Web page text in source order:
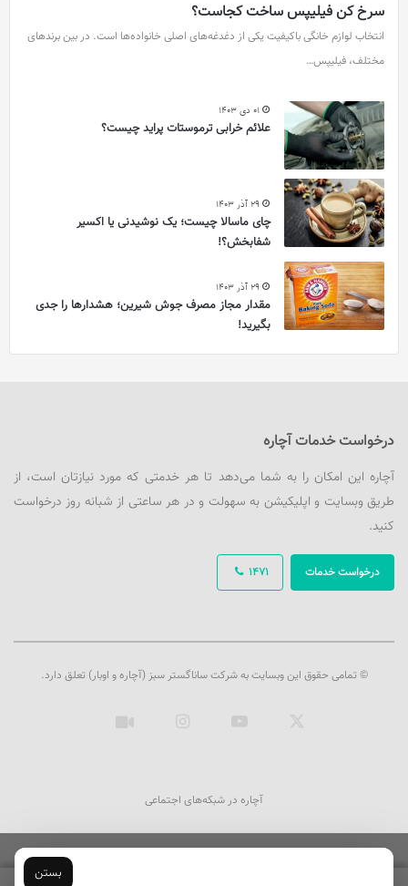
سرخ کن فیلیپس ساخت کجاست؟
انتخاب لوازم خانگی باکیفیت یکی از دغدغه‌های اصلی خانواده‌ها است. در بین برندهای
مختلف، فیلیپس…
01 دی 1403
علائم خرابی ترموستات پراید چیست؟
29 آذر 1403
چای ماسالا چیست؛ یک نوشیدنی یا اکسیر
شفابخش؟!
29 آذر 1403
مقدار مجاز مصرف جوش شیرین؛ هشدارها را جدی
بگیرید!
درخواست خدمات آچاره
آچاره این امکان را به شما می‌دهد تا هر خدمتی که مورد نیازتان است، از
طریق وبسایت و اپلیکیشن به سهولت و در هر ساعتی از شبانه روز درخواست
کنید.
1471 درخواست خدمات
© تمامی حقوق این وبسایت به شرکت ساناگستر سبز (آچاره و اوبار) تعلق دارد.
یوتیوب اینستاگرام
آچاره در شبکه‌های اجتماعی
بستن